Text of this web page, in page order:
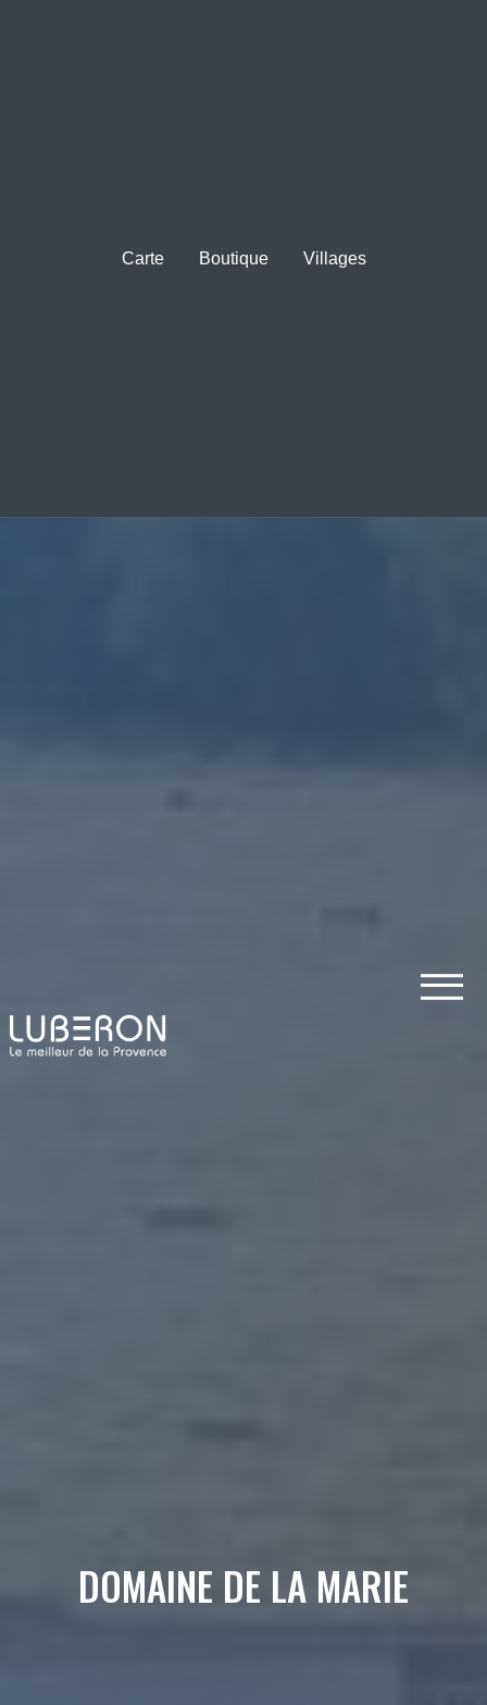
Carte Boutique Villages
DOMAINE DE LA MARIE